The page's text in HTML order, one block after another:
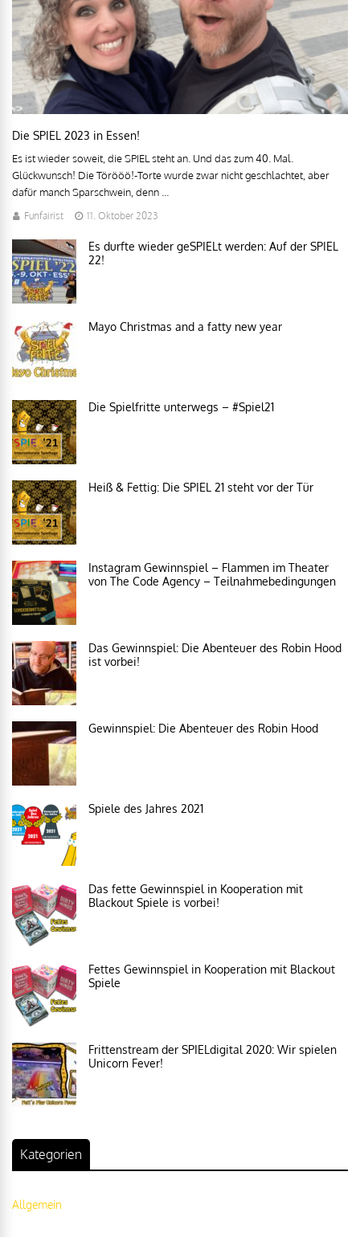
Die SPIEL 2023 in Essen!
Es ist wieder soweit, die SPIEL steht an. Und das zum 40. Mal.
Glückwunsch! Die Törööö!-Torte wurde zwar nicht geschlachtet, aber
dafür manch Sparschwein, denn ...
Funfairist 11. Oktober 2023
Es durfte wieder geSPIELt werden: Auf der SPIEL
22!
Mayo Christmas and a fatty new year
Die Spielfritte unterwegs – #Spiel21
Heiß & Fettig: Die SPIEL 21 steht vor der Tür
Instagram Gewinnspiel – Flammen im Theater
von The Code Agency – Teilnahmebedingungen
Das Gewinnspiel: Die Abenteuer des Robin Hood
ist vorbei!
Gewinnspiel: Die Abenteuer des Robin Hood
Spiele des Jahres 2021
Das fette Gewinnspiel in Kooperation mit
Blackout Spiele is vorbei!
Fettes Gewinnspiel in Kooperation mit Blackout
Spiele
Frittenstream der SPIELdigital 2020: Wir spielen
Unicorn Fever!
Kategorien
Allgemein